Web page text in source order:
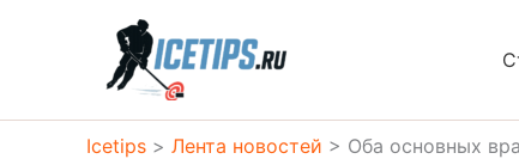
содержимому
Icetips > Лента новостей > Оба основных